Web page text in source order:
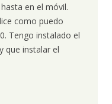
en el móvil.
como puedo
Tengo instalado el
que instalar el